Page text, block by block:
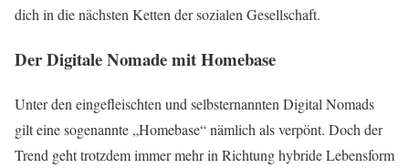
dich in die nächsten Ketten der sozialen Gesellschaft.
Der Digitale Nomade mit Homebase
Unter den eingefleischten und selbsternannten Digital Nomads
gilt eine sogenannte „Homebase“ nämlich als verpönt. Doch der
Trend geht trotzdem immer mehr in Richtung hybride Lebensform